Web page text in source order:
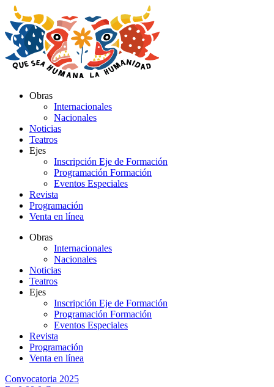
al
contenido
Obras
Internacionales
Nacionales
Noticias
Teatros
Ejes
Inscripción Eje de Formación
Programación Formación
Eventos Especiales
Revista
Programación
Venta en línea
Obras
Internacionales
Nacionales
Noticias
Teatros
Ejes
Inscripción Eje de Formación
Programación Formación
Eventos Especiales
Revista
Programación
Venta en línea
Convocatoria 2025